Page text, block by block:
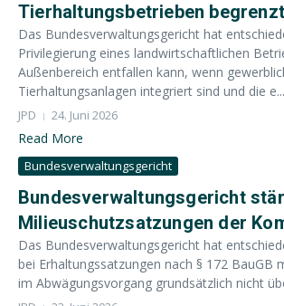
Tierhaltungsbetrieben begrenzt
Das Bundesverwaltungsgericht hat
Privilegierung eines landwirtschaftlichen
Außenbereich entfallen kann, wenn
Tierhaltungsanlagen integriert sind und die e...
JPD 24. Juni 2026
Read More
Bundesverwaltungsgericht
Bundesverwaltungsgericht
Milieuschutzsatzungen der
Das Bundesverwaltungsgericht hat
bei Erhaltungssatzungen nach § 172 BauGB
im Abwägungsvorgang grundsätzlich nicht